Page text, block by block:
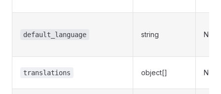
default_language string Non
translations object[] Non